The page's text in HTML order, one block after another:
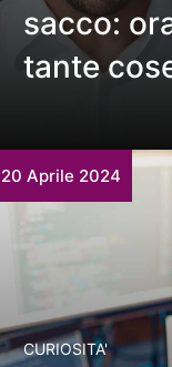
sacco:
tante
20 Aprile 2024
CURIOSITA'